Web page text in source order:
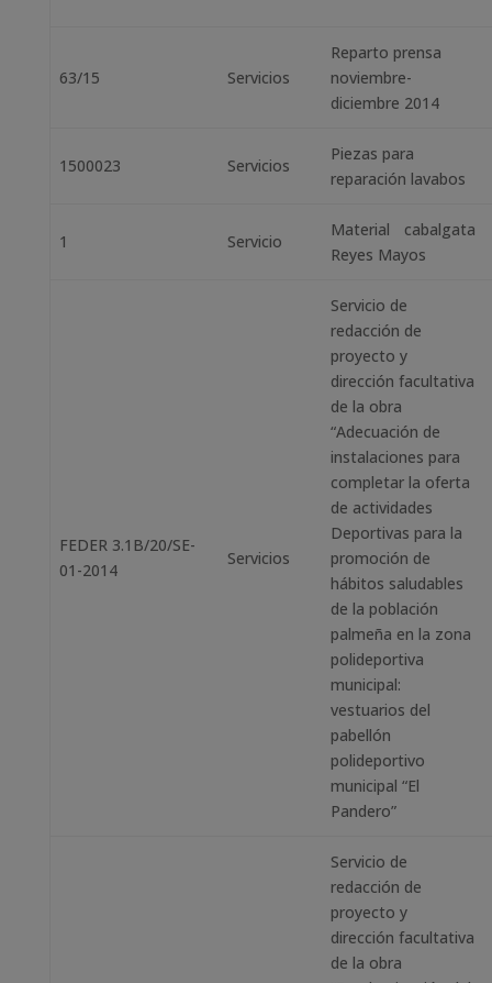
63/15 Servicios
Reparto prensa
noviembre-
diciembre 2014
1500023 Servicios
Piezas para
reparación lavabos
1 Servicio
Material cabalgata
Reyes Mayos
FEDER 3.1B/20/SE-
01-2014
Servicios
Servicio de
redacción de
proyecto y
dirección facultativa
de la obra
“Adecuación de
instalaciones para
completar la oferta
de actividades
Deportivas para la
promoción de
hábitos saludables
de la población
palmeña en la zona
polideportiva
municipal:
vestuarios del
pabellón
polideportivo
municipal “El
Pandero”
Servicio de
redacción de
proyecto y
dirección facultativa
de la obra